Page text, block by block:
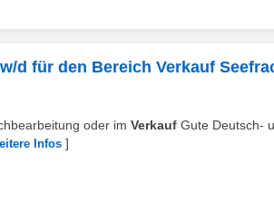
d für den Bereich Verkauf
oder im Verkauf Gute Deutsch-
Infos ]